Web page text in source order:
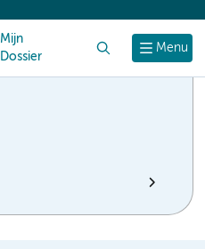
Menu
Mijn
Dossier